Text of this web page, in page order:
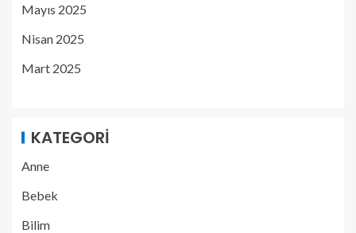
Mayıs 2025
Nisan 2025
Mart 2025
KATEGORI
Anne
Bebek
Bilim